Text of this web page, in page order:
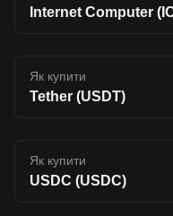
Internet Computer
Як купити
Tether (USDT)
Як купити
USDC (USDC)